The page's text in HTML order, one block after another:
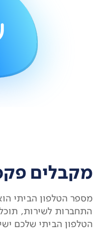
מקבלים
מספר הטלפון הביתי
התחברות לשירות,
הטלפון הביתי שלכם